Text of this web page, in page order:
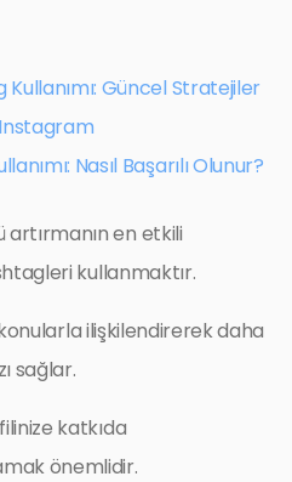
Güncel Stratejiler
Nasıl Başarılı Olunur?
en etkili
kullanmaktır.
ilişkilendirerek daha
sağlar.
katkıda
önemlidir.